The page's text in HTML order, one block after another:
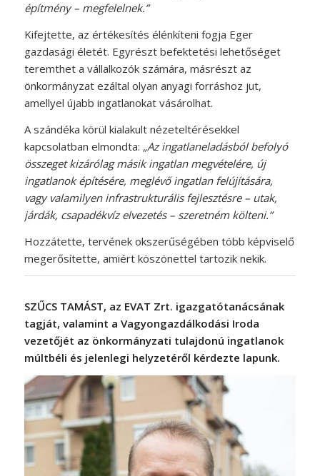
építmény – megfelelnek.”
Kifejtette, az értékesítés élénkíteni fogja Eger
gazdasági életét. Egyrészt befektetési lehetőséget
teremthet a vállalkozók számára, másrészt az
önkormányzat ezáltal olyan anyagi forráshoz jut,
amellyel újabb ingatlanokat vásárolhat.
A szándéka körül kialakult nézeteltérésekkel
kapcsolatban elmondta: „Az ingatlaneladásból befolyó
összeget kizárólag másik ingatlan megvételére, új
ingatlanok építésére, meglévő ingatlan felújítására,
vagy valamilyen infrastrukturális fejlesztésre – utak,
járdák, csapadékvíz elvezetés – szeretném költeni.”
Hozzátette, tervének okszerűségében több képviselő
megerősítette, amiért köszönettel tartozik nekik.
SZŰCS TAMÁST, az EVAT Zrt. igazgatótanácsának
tagját, valamint a Vagyongazdálkodási Iroda
vezetőjét az önkormányzati tulajdonú ingatlanok
múltbéli és jelenlegi helyzetéről kérdezte lapunk.